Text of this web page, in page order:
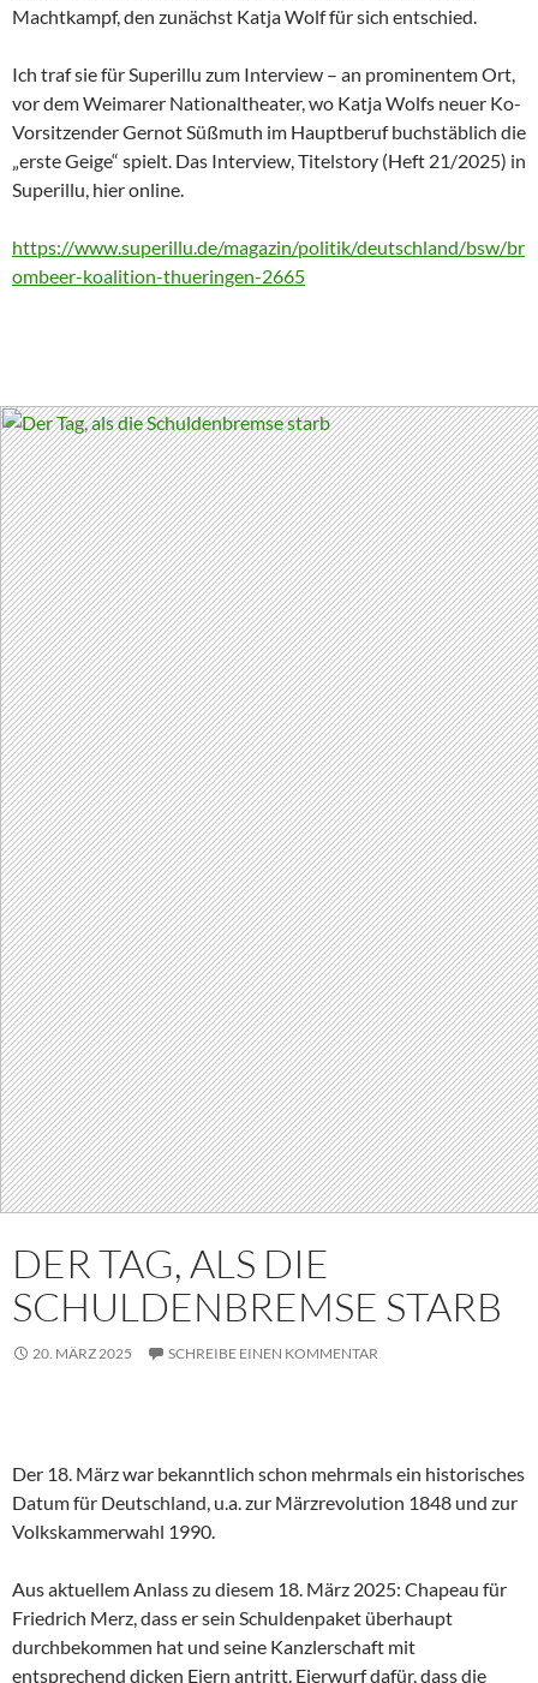
Machtkampf, den zunächst Katja Wolf für sich entschied.
Ich traf sie für Superillu zum Interview – an prominentem Ort,
vor dem Weimarer Nationaltheater, wo Katja Wolfs neuer Ko-
Vorsitzender Gernot Süßmuth im Hauptberuf buchstäblich die
„erste Geige“ spielt. Das Interview, Titelstory (Heft 21/2025) in
Superillu, hier online.
https://www.superillu.de/magazin/politik/deutschland/bsw/br
ombeer-koalition-thueringen-2665
DER TAG, ALS DIE
SCHULDENBREMSE STARB
20. MÄRZ 2025 SCHREIBE EINEN KOMMENTAR
Der 18. März war bekanntlich schon mehrmals ein historisches
Datum für Deutschland, u.a. zur Märzrevolution 1848 und zur
Volkskammerwahl 1990.
Aus aktuellem Anlass zu diesem 18. März 2025: Chapeau für
Friedrich Merz, dass er sein Schuldenpaket überhaupt
durchbekommen hat und seine Kanzlerschaft mit
entsprechend dicken Eiern antritt. Eierwurf dafür, dass die